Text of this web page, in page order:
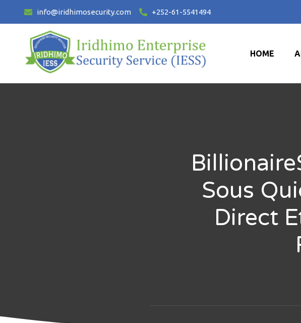
info@iridhimosecurity.com +252-61-5541494
HOME
Sous
Direct